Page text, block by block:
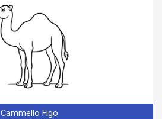
Cammello Figo